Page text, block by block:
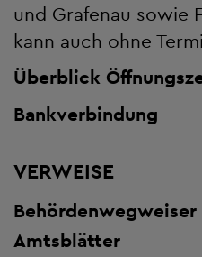
und Grafenau sowie
kann auch ohne
Überblick
Bankverbindung
VERWEISE
Behördenwegweiser
Amtsblätter